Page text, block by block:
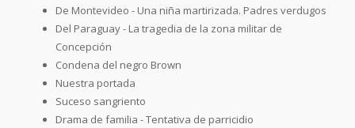
De Montevideo - Una niña martirizada. Padres verdugos
Del Paraguay - La tragedia de la zona militar de
Concepción
Condena del negro Brown
Nuestra portada
Suceso sangriento
Drama de familia - Tentativa de parricidio